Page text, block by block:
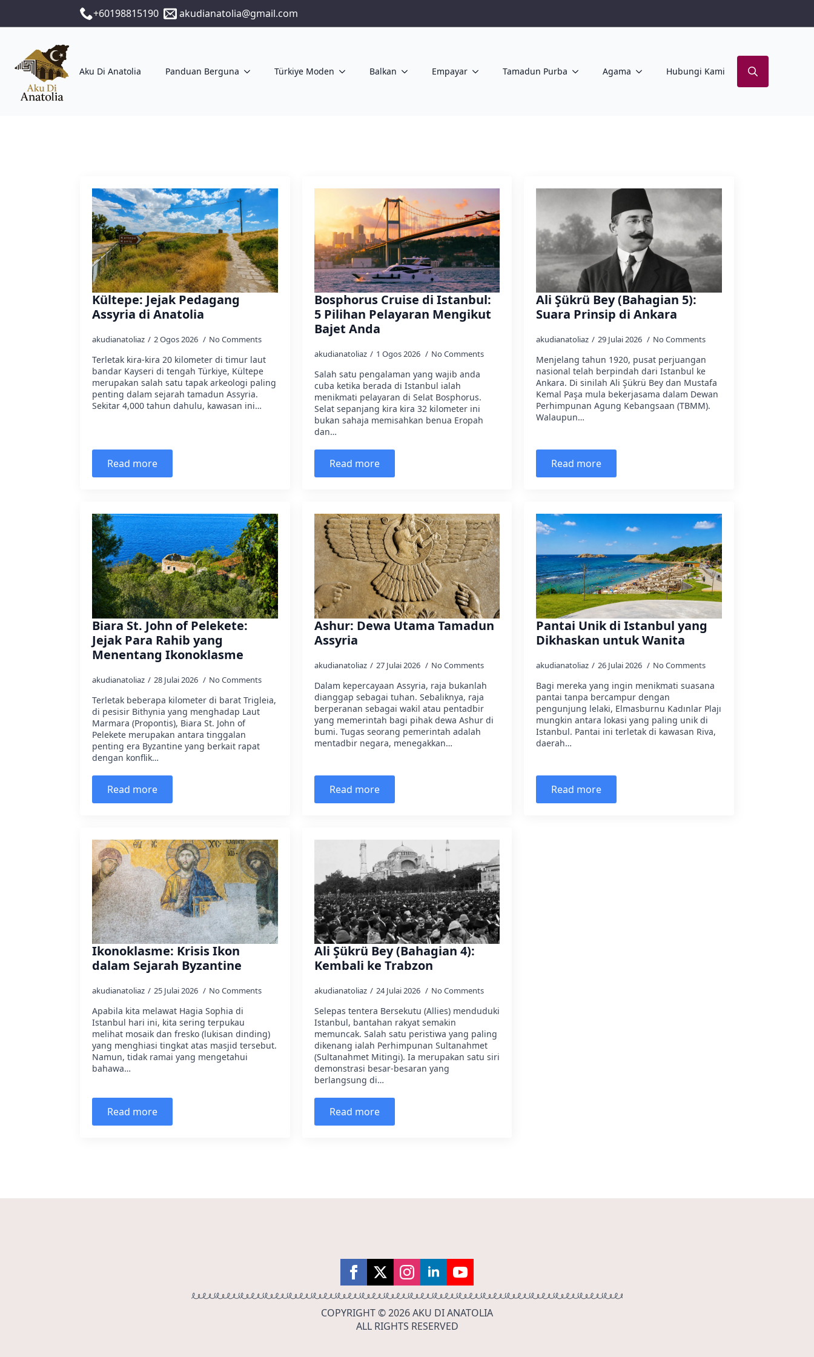
+60198815190 akudianatolia@gmail.com
Aku Di Anatolia Panduan Berguna Türkiye Moden Balkan Empayar Tamadun Purba Agama Hubungi Kami
Kültepe: Jejak Pedagang
Assyria di Anatolia
akudianatoliaz 2 Ogos 2026 No Comments
Terletak kira-kira 20 kilometer di timur laut
bandar Kayseri di tengah Türkiye, Kültepe
merupakan salah satu tapak arkeologi paling
penting dalam sejarah tamadun Assyria.
Sekitar 4,000 tahun dahulu, kawasan ini…
Read more
Bosphorus Cruise di Istanbul:
5 Pilihan Pelayaran Mengikut
Bajet Anda
akudianatoliaz 1 Ogos 2026 No Comments
Salah satu pengalaman yang wajib anda
cuba ketika berada di Istanbul ialah
menikmati pelayaran di Selat Bosphorus.
Selat sepanjang kira kira 32 kilometer ini
bukan sahaja memisahkan benua Eropah
dan…
Read more
Ali Şükrü Bey (Bahagian 5):
Suara Prinsip di Ankara
akudianatoliaz 29 Julai 2026 No Comments
Menjelang tahun 1920, pusat perjuangan
nasional telah berpindah dari Istanbul ke
Ankara. Di sinilah Ali Şükrü Bey dan Mustafa
Kemal Paşa mula bekerjasama dalam Dewan
Perhimpunan Agung Kebangsaan (TBMM).
Walaupun…
Read more
Biara St. John of Pelekete:
Jejak Para Rahib yang
Menentang Ikonoklasme
akudianatoliaz 28 Julai 2026 No Comments
Terletak beberapa kilometer di barat Trigleia,
di pesisir Bithynia yang menghadap Laut
Marmara (Propontis), Biara St. John of
Pelekete merupakan antara tinggalan
penting era Byzantine yang berkait rapat
dengan konflik…
Read more
Ashur: Dewa Utama Tamadun
Assyria
akudianatoliaz 27 Julai 2026 No Comments
Dalam kepercayaan Assyria, raja bukanlah
dianggap sebagai tuhan. Sebaliknya, raja
berperanan sebagai wakil atau pentadbir
yang memerintah bagi pihak dewa Ashur di
bumi. Tugas seorang pemerintah adalah
mentadbir negara, menegakkan…
Read more
Pantai Unik di Istanbul yang
Dikhaskan untuk Wanita
akudianatoliaz 26 Julai 2026 No Comments
Bagi mereka yang ingin menikmati suasana
pantai tanpa bercampur dengan
pengunjung lelaki, Elmasburnu Kadınlar Plajı
mungkin antara lokasi yang paling unik di
Istanbul. Pantai ini terletak di kawasan Riva,
daerah…
Read more
Ikonoklasme: Krisis Ikon
dalam Sejarah Byzantine
akudianatoliaz 25 Julai 2026 No Comments
Apabila kita melawat Hagia Sophia di
Istanbul hari ini, kita sering terpukau
melihat mosaik dan fresko (lukisan dinding)
yang menghiasi tingkat atas masjid tersebut.
Namun, tidak ramai yang mengetahui
bahawa…
Read more
Ali Şükrü Bey (Bahagian 4):
Kembali ke Trabzon
akudianatoliaz 24 Julai 2026 No Comments
Selepas tentera Bersekutu (Allies) menduduki
Istanbul, bantahan rakyat semakin
memuncak. Salah satu peristiwa yang paling
dikenang ialah Perhimpunan Sultanahmet
(Sultanahmet Mitingi). Ia merupakan satu siri
demonstrasi besar-besaran yang
berlangsung di…
Read more
COPYRIGHT © 2026 AKU DI ANATOLIA
ALL RIGHTS RESERVED